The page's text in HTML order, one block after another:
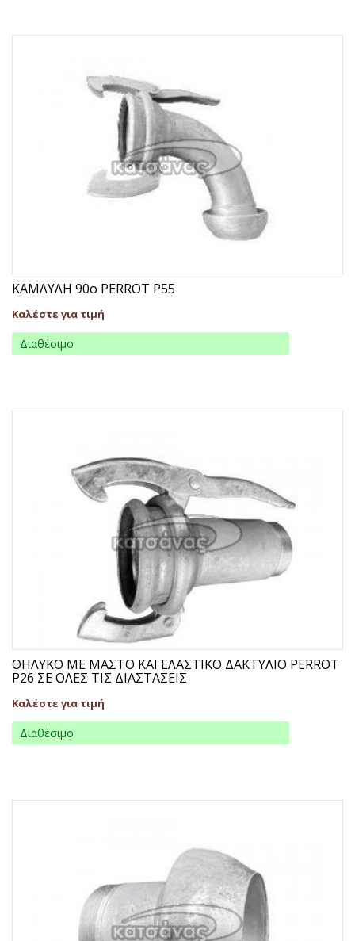
ΚΑΜΛΥΛΗ 90ο PERROT P55
Καλέστε για τιμή
Διαθέσιμο
ΘΗΛΥΚΟ ΜΕ ΜΑΣΤΟ ΚΑΙ ΕΛΑΣΤΙΚΟ ΔΑΚΤΥΛΙΟ PERROT
P26 ΣΕ ΟΛΕΣ ΤΙΣ ΔΙΑΣΤΑΣΕΙΣ
Καλέστε για τιμή
Διαθέσιμο